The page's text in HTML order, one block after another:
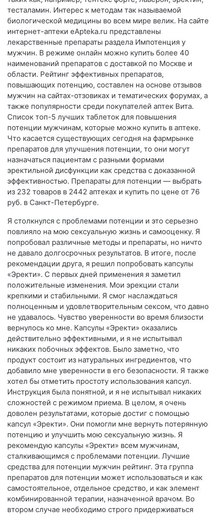
тесталамин. Интерес к методам так называемой
биологической медицины во всем мире велик. На сайте
интернет-аптеки еApteka.ru представлены
лекарственные препараты раздела Импотенция у
мужчин. В режиме онлайн можно купить более 40
наименований препаратов с доставкой по Москве и
области. Рейтинг эффективных препаратов,
повышающих потенцию, составлен на основе отзывов
мужчин на сайтах-отзовиках и тематических форумах, а
также популярности среди покупателей аптек Вита.
Список топ-5 лучших таблеток для повышения
потенции мужчинам, которые можно купить в аптеке.
Что касается существующих сегодня на фармрынке
препаратов для улучшения потенции, то они могут
назначаться пациентам с разными формами
эректильной дисфункции как средства с доказанной
эффективностью. Препараты для потенции — выбрать
из 232 товаров в 2442 аптеках и купить по цене от 76
руб. в Санкт-Петербурге.
Я столкнулся с проблемами потенции и это серьезно
повлияло на мою сексуальную жизнь и самооценку. Я
попробовал различные методы и препараты, но ничто
не давало долгосрочных результатов. В итоге, после
рекомендации друга, я решил попробовать капсулы
«Эректи». С первых дней применения я заметил
положительные изменения. Мои эрекции стали
крепкими и стабильными. Я смог наслаждаться
полноценным и удовлетворительным сексом, что давно
не удавалось. Чувство уверенности во время близости
вернулось ко мне. Капсулы «Эректи» оказались
действительно эффективными, и я не испытывал
никаких побочных эффектов. Было заметно, что
продукт состоит из натуральных ингредиентов, что
добавило мне уверенности в его безопасности. Я также
хотел бы отметить простоту использования капсул.
Инструкция была понятной, и я не испытывал никаких
сложностей с режимом приема. В целом, я очень
доволен результатами, которые достиг с помощью
капсул «Эректи». Они помогли мне вернуть потерянную
потенцию и улучшить мою сексуальную жизнь. Я
рекомендую капсулы «Эректи» всем мужчинам,
сталкивающимся с проблемами потенции. Лучшие
средства для потенции мужчин рейтинг. Эта группа
препаратов для потенции может использоваться и как
самостоятельное, отдельное средство, и как элемент
комбинированной терапии, назначенной врачом. Во
втором случае необходимо строго придерживаться